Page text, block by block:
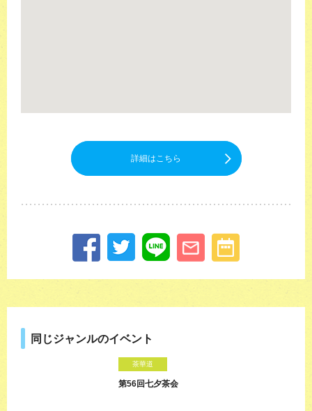
詳細はこちら
同じジャンルのイベント
茶華道
第56回七夕茶会